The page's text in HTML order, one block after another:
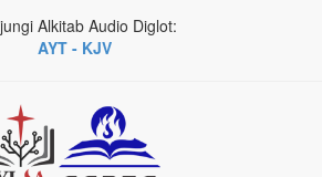
Alkitab Audio Diglot:
AYT - KJV